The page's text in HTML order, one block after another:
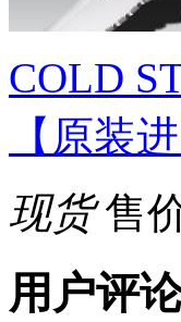
COLD
【原装
现货 售
用户评